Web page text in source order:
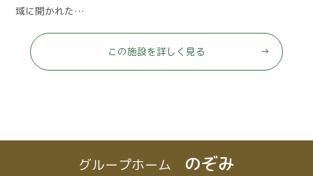
域に開かれた…
この施設を詳しく見る
グループホーム のぞみ